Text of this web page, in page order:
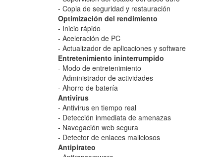
- Copia de seguridad y restauración
Optimización del rendimiento
- Inicio rápido
- Aceleración de PC
- Actualizador de aplicaciones y software
Entretenimiento ininterrumpido
- Modo de entretenimiento
- Administrador de actividades
- Ahorro de batería
Antivirus
- Antivirus en tiempo real
- Detección inmediata de amenazas
- Navegación web segura
- Detector de enlaces maliciosos
Antipirateo